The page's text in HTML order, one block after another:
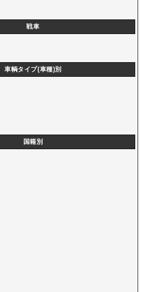
戦車
車輌タイプ(車種)別
国籍別